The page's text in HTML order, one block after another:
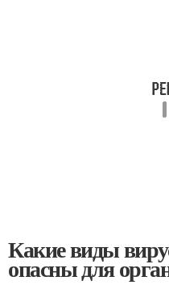
Какие виды
опасны для